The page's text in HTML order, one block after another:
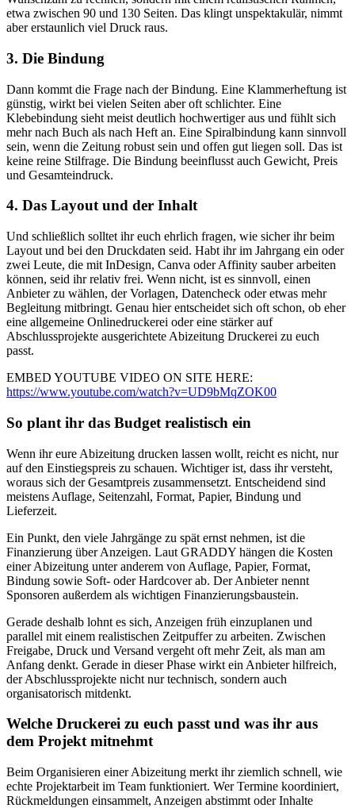
etwa zwischen 90 und 130 Seiten. Das klingt unspektakulär, nimmt
aber erstaunlich viel Druck raus.
3. Die Bindung
Dann kommt die Frage nach der Bindung. Eine Klammerheftung ist
günstig, wirkt bei vielen Seiten aber oft schlichter. Eine
Klebebindung sieht meist deutlich hochwertiger aus und fühlt sich
mehr nach Buch als nach Heft an. Eine Spiralbindung kann sinnvoll
sein, wenn die Zeitung robust sein und offen gut liegen soll. Das ist
keine reine Stilfrage. Die Bindung beeinflusst auch Gewicht, Preis
und Gesamteindruck.
4. Das Layout und der Inhalt
Und schließlich solltet ihr euch ehrlich fragen, wie sicher ihr beim
Layout und bei den Druckdaten seid. Habt ihr im Jahrgang ein oder
zwei Leute, die mit InDesign, Canva oder Affinity sauber arbeiten
können, seid ihr relativ frei. Wenn nicht, ist es sinnvoll, einen
Anbieter zu wählen, der Vorlagen, Datencheck oder etwas mehr
Begleitung mitbringt. Genau hier entscheidet sich oft schon, ob eher
eine allgemeine Onlinedruckerei oder eine stärker auf
Abschlussprojekte ausgerichtete Abizeitung Druckerei zu euch
passt.
EMBED YOUTUBE VIDEO ON SITE HERE:
https://www.youtube.com/watch?v=UD9bMqZOK00
So plant ihr das Budget realistisch ein
Wenn ihr eure Abizeitung drucken lassen wollt, reicht es nicht, nur
auf den Einstiegspreis zu schauen. Wichtiger ist, dass ihr versteht,
woraus sich der Gesamtpreis zusammensetzt. Entscheidend sind
meistens Auflage, Seitenzahl, Format, Papier, Bindung und
Lieferzeit.
Ein Punkt, den viele Jahrgänge zu spät ernst nehmen, ist die
Finanzierung über Anzeigen. Laut GRADDY hängen die Kosten
einer Abizeitung unter anderem von Auflage, Papier, Format,
Bindung sowie Soft- oder Hardcover ab. Der Anbieter nennt
Sponsoren außerdem als wichtigen Finanzierungsbaustein.
Gerade deshalb lohnt es sich, Anzeigen früh einzuplanen und
parallel mit einem realistischen Zeitpuffer zu arbeiten. Zwischen
Freigabe, Druck und Versand vergeht oft mehr Zeit, als man am
Anfang denkt. Gerade in dieser Phase wirkt ein Anbieter hilfreich,
der Abschlussprojekte nicht nur technisch, sondern auch
organisatorisch mitdenkt.
Welche Druckerei zu euch passt und was ihr aus
dem Projekt mitnehmt
Beim Organisieren einer Abizeitung merkt ihr ziemlich schnell, wie
echte Projektarbeit im Team funktioniert. Wer Termine koordiniert,
Rückmeldungen einsammelt, Anzeigen abstimmt oder Inhalte